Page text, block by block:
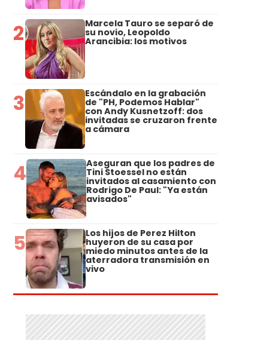
2 Marcela Tauro se separó de
su novio, Leopoldo
Arancibia: los motivos
3 Escándalo en la grabación
de "PH, Podemos Hablar"
con Andy Kusnetzoff: dos
invitadas se cruzaron frente
a cámara
4 Aseguran que los padres de
Tini Stoessel no están
invitados al casamiento con
Rodrigo De Paul: "Ya están
avisados"
5 Los hijos de Perez Hilton
huyeron de su casa por
miedo minutos antes de la
aterradora transmisión en
vivo